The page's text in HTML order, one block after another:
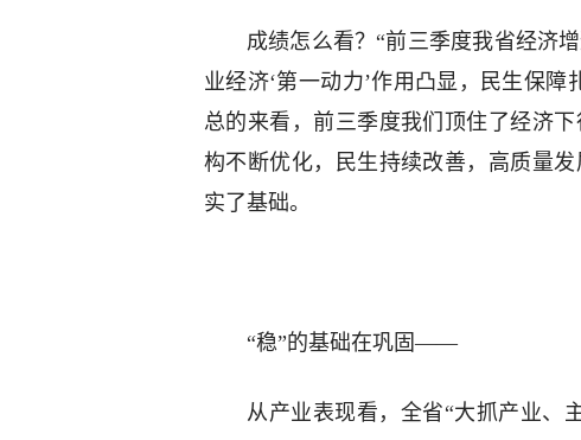
成绩怎么看？“前三季度我省经济
业经济‘第一动力’作用凸显，民生保障
总的来看，前三季度我们顶住了经济
构不断优化，民生持续改善，高质量
实了基础。
“稳”的基础在巩固——
从产业表现看，全省“大抓产业、